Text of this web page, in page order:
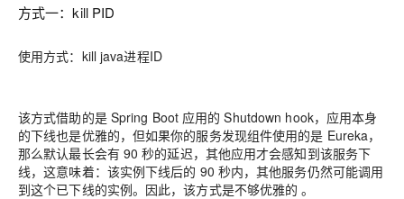
方式一：kill PID
使用方式：kill java进程ID
该方式借助的是 Spring Boot 应用的 Shutdown hook，应用本身
的下线也是优雅的，但如果你的服务发现组件使用的是 Eureka，
那么默认最长会有 90 秒的延迟，其他应用才会感知到该服务下
线，这意味着：该实例下线后的 90 秒内，其他服务仍然可能调用
到这个已下线的实例。因此，该方式是不够优雅的 。